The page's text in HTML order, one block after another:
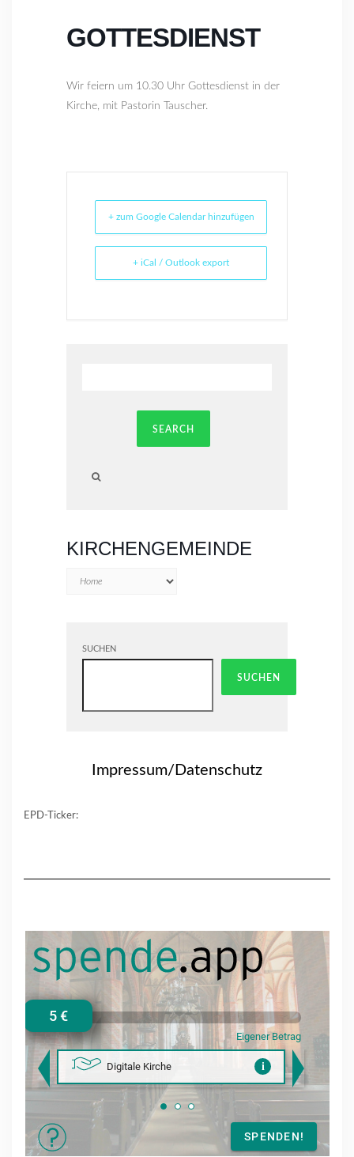
GOTTESDIENST
Wir feiern um 10.30 Uhr Gottesdienst in der
Kirche, mit Pastorin Tauscher.
+ zum Google Calendar hinzufügen
+ iCal / Outlook export
SEARCH
Searching
progress
KIRCHENGEMEINDE
SUCHEN
SUCHEN
Impressum/Datenschutz
EPD-Ticker: